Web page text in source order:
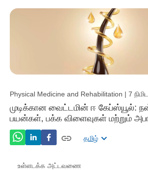
Physical Medicine and Rehabilitation | 7
முடிக்கான வைட்டமின் ஈ கேப்ஸ்யூல்:
பயன்கள், பக்க விளைவுகள் மற்றும்
தமிழ்
உள்ளடக்க அட்டவணை